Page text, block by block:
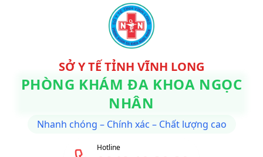
SỞ Y TẾ TỈNH VĨNH LONG
PHÒNG KHÁM ĐA KHOA NGỌC
NHÂN
Nhanh chóng – Chính xác – Chất lượng cao
Hotline